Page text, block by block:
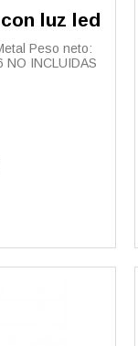
luz led
Peso neto:
NO INCLUIDAS